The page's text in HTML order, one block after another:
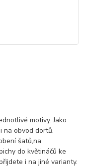
motivy. Jako
na obvod dortů.
šatů,na
do květináčů ke
i na jiné varianty.